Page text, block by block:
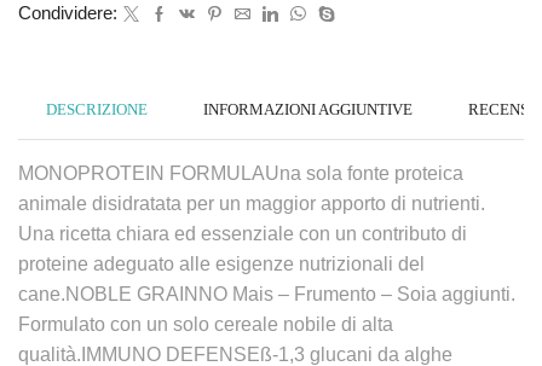
Condividere:
DESCRIZIONE INFORMAZIONI AGGIUNTIVE
MONOPROTEIN FORMULAUna sola fonte proteica
animale disidratata per un maggior apporto di nutrienti.
Una ricetta chiara ed essenziale con un contributo di
proteine adeguato alle esigenze nutrizionali del
cane.NOBLE GRAINNO Mais – Frumento – Soia aggiunti.
Formulato con un solo cereale nobile di alta
qualità.IMMUNO DEFENSEß-1,3 glucani da alghe